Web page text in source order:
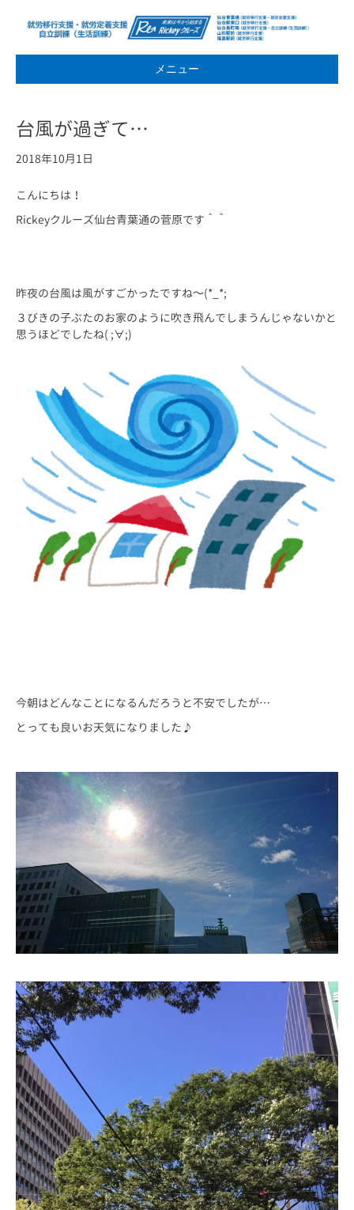
メニュー
台風が過ぎて…
2018年10月1日
こんにちは！
Rickeyクルーズ仙台青葉通の菅原です＾＾
昨夜の台風は風がすごかったですね～(*_*;
３びきの子ぶたのお家のように吹き飛んでしまうんじゃないかと
思うほどでしたね( ;∀;)
今朝はどんなことになるんだろうと不安でしたが…
とっても良いお天気になりました♪